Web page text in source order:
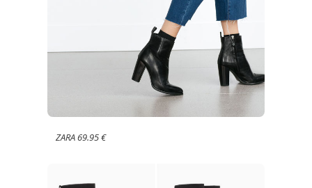
ZARA 69.95 €